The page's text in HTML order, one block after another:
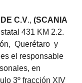
C.V., (SCANIA
431 KM 2.2.
Querétaro y
es el responsable
en
3º fracción XIV